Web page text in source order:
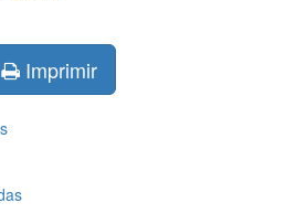
Imprimir